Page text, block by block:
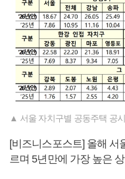
▲ 서울 자치구별 공동주택 공
[비즈니스포스트] 올해 서
르며 5년만에 가장 높은